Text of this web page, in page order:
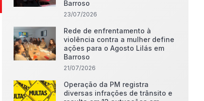
Barroso
23/07/2026
Rede de enfrentamento à
violência contra a mulher define
ações para o Agosto Lilás em
Barroso
21/07/2026
Operação da PM registra
diversas infrações de trânsito e